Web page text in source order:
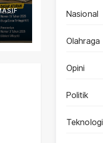
Nasional
Olahraga
Opini
Politik
Teknologi